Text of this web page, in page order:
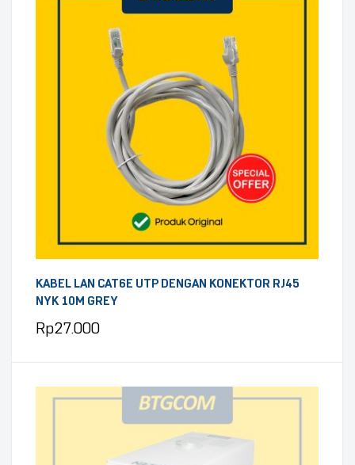
KABEL LAN CAT6E UTP DENGAN KONEKTOR RJ45
NYK 10M GREY
Rp27.000